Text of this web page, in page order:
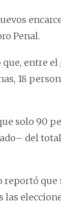
Penal.
entre
18
solo 90
del
reportó
las